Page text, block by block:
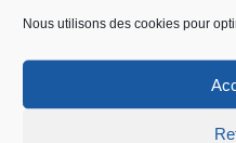
Nous utilisons des cookies pour